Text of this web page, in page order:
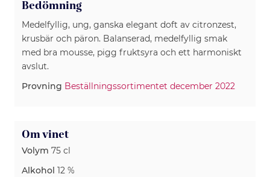
Bedömning
Medelfyllig, ung, ganska elegant doft av citronzest,
krusbär och päron. Balanserad, medelfyllig smak
med bra mousse, pigg fruktsyra och ett harmoniskt
avslut.
Provning Beställningssortimentet december 2022
Om vinet
Volym 75 cl
Alkohol 12 %